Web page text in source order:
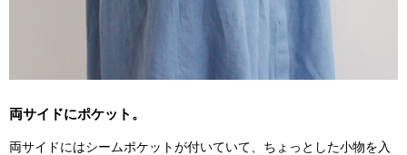
両サイドにポケット。
両サイドにはシームポケットが付いていて、ちょっとした小物を入